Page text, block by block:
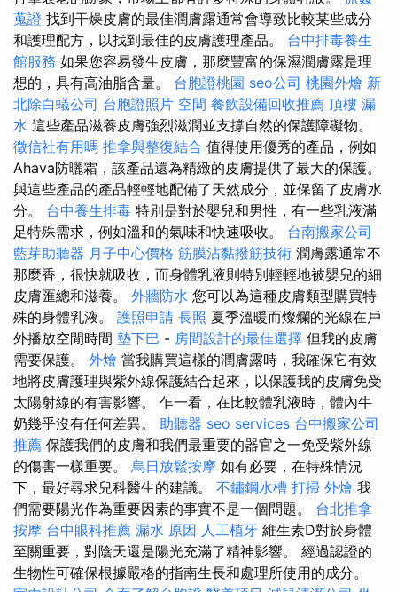
蒐證 找到干燥皮膚的最佳潤膚露通常會導致比較某些成分
和護理配方，以找到最佳的皮膚護理產品。 台中排毒養生
館服務 如果您容易發生皮膚，那麼豐富的保濕潤膚露是理
想的，具有高油脂含量。 台胞證桃園 seo公司 桃園外燴 新
北除白蟻公司 台胞證照片 空間 餐飲設備回收推薦 頂樓 漏
水 這些產品滋養皮膚強烈滋潤並支撐自然的保護障礙物。
徵信社有用嗎 推拿與整復結合 值得使用優秀的產品，例如
Ahava防曬霜，該產品還為精緻的皮膚提供了最大的保護。
與這些產品的產品輕輕地配備了天然成分，並保留了皮膚水
分。 台中養生排毒 特別是對於嬰兒和男性，有一些乳液滿
足特殊需求，例如溫和的氣味和快速吸收。 台南搬家公司
藍芽助聽器 月子中心價格 筋膜沾黏撥筋技術 潤膚露通常不
那麼香，很快就吸收，而身體乳液則特別輕輕地被嬰兒的細
皮膚匯總和滋養。 外牆防水 您可以為這種皮膚類型購買特
殊的身體乳液。 護照申請 長照 夏季溫暖而燦爛的光線在戶
外播放空閒時間 墊下巴 - 房間設計的最佳選擇 但我的皮膚
需要保護。 外燴 當我購買這樣的潤膚露時，我確保它有效
地將皮膚護理與紫外線保護結合起來，以保護我的皮膚免受
太陽射線的有害影響。 乍一看，在比較體乳液時，體內牛
奶幾乎沒有任何差異。 助聽器 seo services 台中搬家公司
推薦 保護我們的皮膚和我們最重要的器官之一免受紫外線
的傷害一樣重要。 烏日放鬆按摩 如有必要，在特殊情況
下，最好尋求兒科醫生的建議。 不鏽鋼水槽 打掃 外燴 我
們需要陽光作為重要因素的事實不是一個問題。 台北推拿
按摩 台中眼科推薦 漏水 原因 人工植牙 維生素D對於身體
至關重要，對陰天還是陽光充滿了精神影響。 經過認證的
生物性可確保根據嚴格的指南生長和處理所使用的成分。